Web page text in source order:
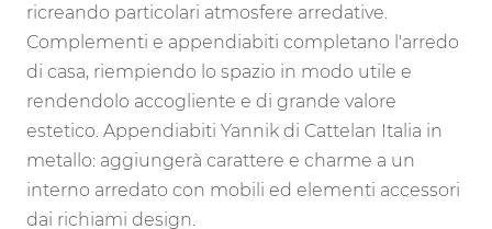
ricreando particolari atmosfere arredative.
Complementi e appendiabiti completano l'arredo
di casa, riempiendo lo spazio in modo utile e
rendendolo accogliente e di grande valore
estetico. Appendiabiti Yannik di Cattelan Italia in
metallo: aggiungerà carattere e charme a un
interno arredato con mobili ed elementi accessori
dai richiami design.